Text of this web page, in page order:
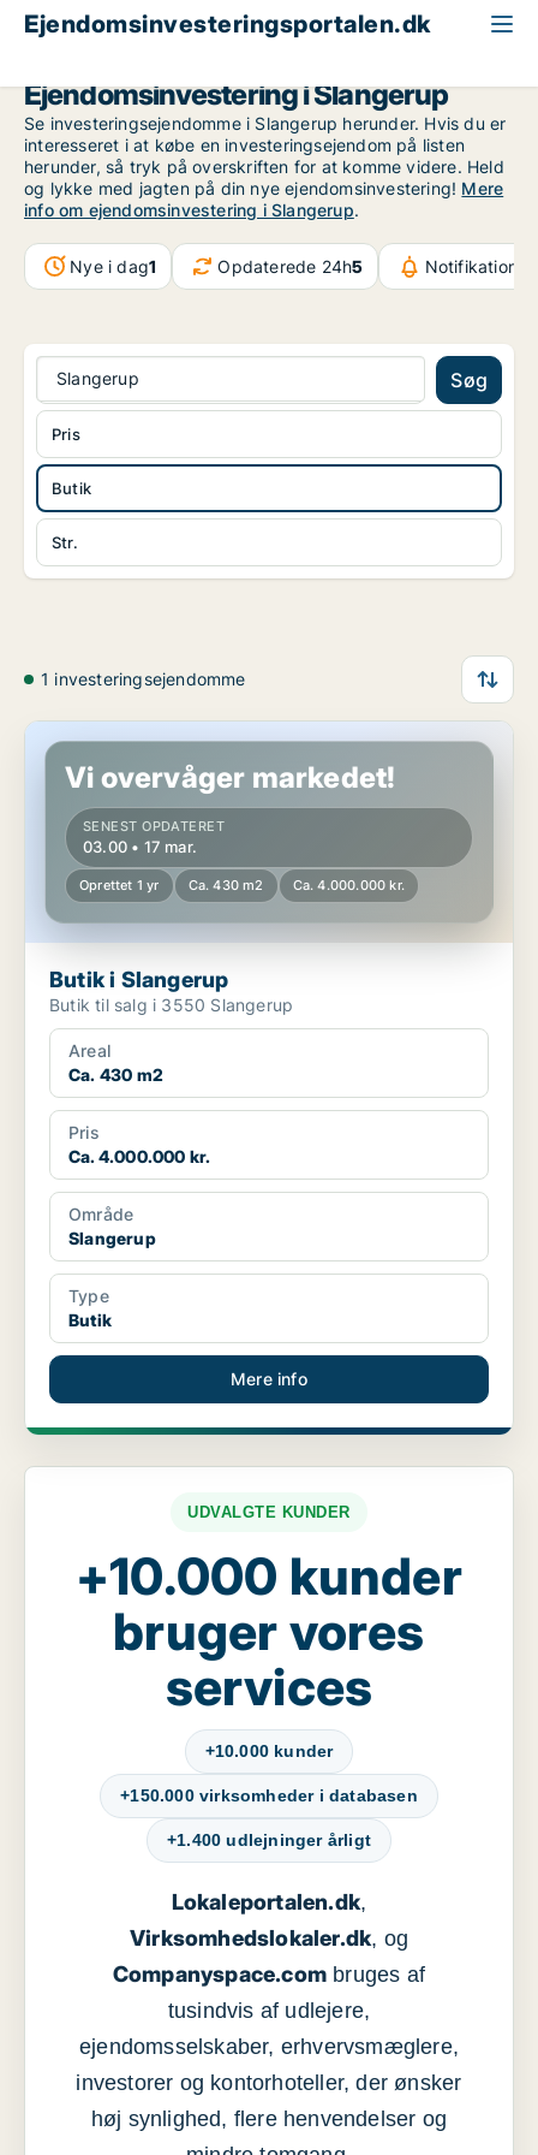
Ejendomsinvesteringsportalen.dk
Ejendomsinvestering i Slangerup
Se investeringsejendomme i Slangerup herunder. Hvis du er
interesseret i at købe en investeringsejendom på listen
herunder, så tryk på overskriften for at komme videre. Held
og lykke med jagten på din nye ejendomsinvestering! Mere
info om ejendomsinvestering i Slangerup.
Nye i dag1 Opdaterede 24h5
Slangerup Søg
Butik
Str.
Pris
1 investeringsejendomme
Butik i Slangerup
Vi overvåger markedet!
SENEST OPDATERET
03.00 • 17 mar.
Oprettet 1 yr Ca. 430 m2 Ca. 4.000.000 kr.
Butik i Slangerup
Butik til salg i 3550 Slangerup
Areal
Ca. 430 m2
Pris
Ca. 4.000.000 kr.
Område
Slangerup
Type
Butik
Mere info
UDVALGTE KUNDER
+10.000 kunder
bruger vores
services
+10.000 kunder
+150.000 virksomheder i databasen
+1.400 udlejninger årligt
Lokaleportalen.dk,
Virksomhedslokaler.dk, og
Companyspace.com bruges af
tusindvis af udlejere,
ejendomsselskaber, erhvervsmæglere,
investorer og kontorhoteller, der ønsker
høj synlighed, flere henvendelser og